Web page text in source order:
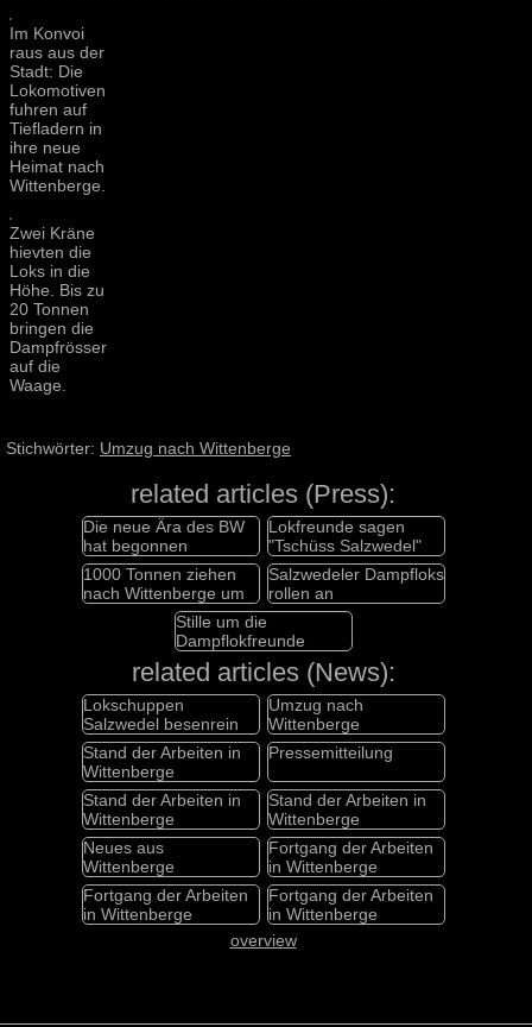
Im Konvoi
raus aus der
Stadt: Die
Lokomotiven
fuhren auf
Tiefladern in
ihre neue
Heimat nach
Wittenberge.
Zwei Kräne
hievten die
Loks in die
Höhe. Bis zu
20 Tonnen
bringen die
Dampfrösser
auf die
Waage.
Stichwörter: Umzug nach Wittenberge
related articles (Press):
Die neue Ära des BW
hat begonnen
Lokfreunde sagen
"Tschüss Salzwedel"
1000 Tonnen ziehen
nach Wittenberge um
Salzwedeler Dampfloks
rollen an
Stille um die
Dampflokfreunde
related articles (News):
Lokschuppen
Salzwedel besenrein
Umzug nach
Wittenberge
Stand der Arbeiten in
Wittenberge
Pressemitteilung
Stand der Arbeiten in
Wittenberge
Stand der Arbeiten in
Wittenberge
Neues aus
Wittenberge
Fortgang der Arbeiten
in Wittenberge
Fortgang der Arbeiten
in Wittenberge
Fortgang der Arbeiten
in Wittenberge
overview